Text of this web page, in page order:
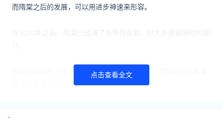
而隋棠之后的发展，可以用进步神速来形容。
像我们熟知的《王子变青蛙》，陈乔恩是女主，而隋棠在剧里演
麦克的女友，戏份极少。
点击查看全文